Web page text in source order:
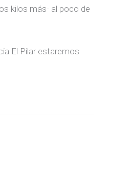
kilos más- al poco de
El Pilar estaremos